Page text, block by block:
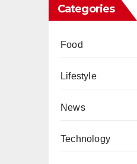
Categories
Food
Lifestyle
News
Technology